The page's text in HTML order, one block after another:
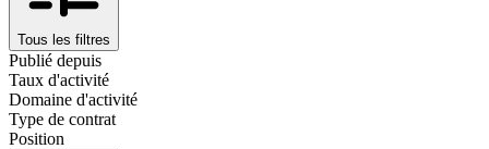
Tous les filtres
Publié depuis
Taux d'activité
Domaine d'activité
Type de contrat
Position